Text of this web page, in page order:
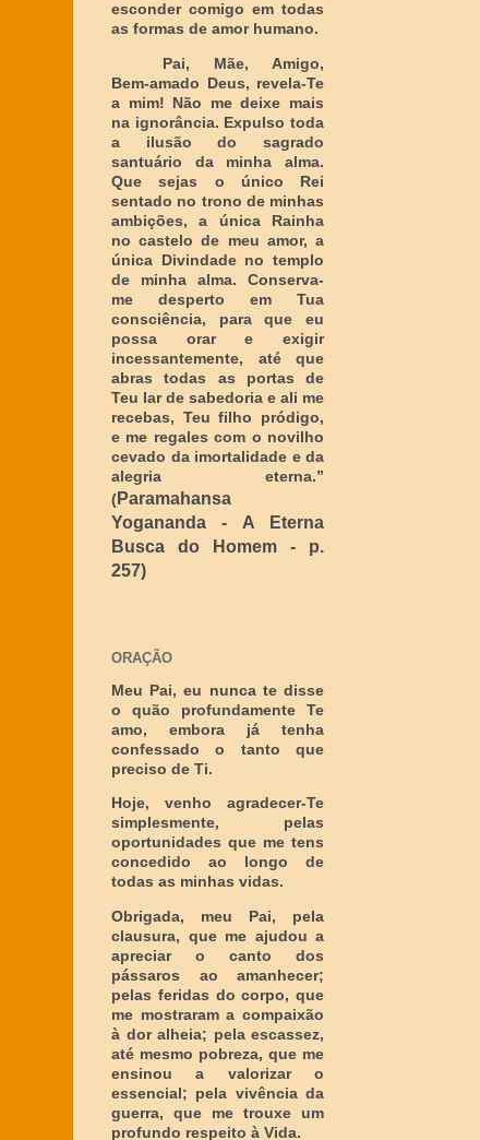
esconder comigo em todas
as formas de amor humano.
Pai, Mãe, Amigo,
Bem-amado Deus, revela-Te
a mim! Não me deixe mais
na ignorância. Expulso toda
a ilusão do sagrado
santuário da minha alma.
Que sejas o único Rei
sentado no trono de minhas
ambições, a única Rainha
no castelo de meu amor, a
única Divindade no templo
de minha alma. Conserva-
me desperto em Tua
consciência, para que eu
possa orar e exigir
incessantemente, até que
abras todas as portas de
Teu lar de sabedoria e ali me
recebas, Teu filho pródigo,
e me regales com o novilho
cevado da imortalidade e da
alegria eterna.”
( Paramahansa
Yogananda - A Eterna
Busca do Homem - p.
257)
ORAÇÃO
Meu Pai, eu nunca te disse
o quão profundamente Te
amo, embora já tenha
confessado o tanto que
preciso de Ti.
Hoje, venho agradecer-Te
simplesmente, pelas
oportunidades que me tens
concedido ao longo de
todas as minhas vidas.
Obrigada, meu Pai, pela
clausura, que me ajudou a
apreciar o canto dos
pássaros ao amanhecer;
pelas feridas do corpo, que
me mostraram a compaixão
à dor alheia; pela escassez,
até mesmo pobreza, que me
ensinou a valorizar o
essencial; pela vivência da
guerra, que me trouxe um
profundo respeito à Vida.